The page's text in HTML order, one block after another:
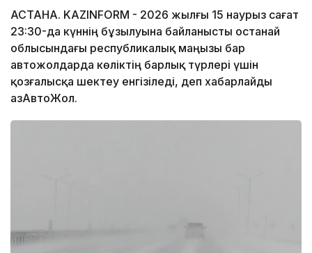
АСТАНА. KAZINFORM - 2026 жылғы 15 наурыз сағат
23:30-да күннің бұзылуына байланысты Қостанай
облысындағы республикалық маңызы бар
автожолдарда көліктің барлық түрлері үшін
қозғалысқа шектеу енгізіледі, деп хабарлайды
ҚазАвтоЖол.